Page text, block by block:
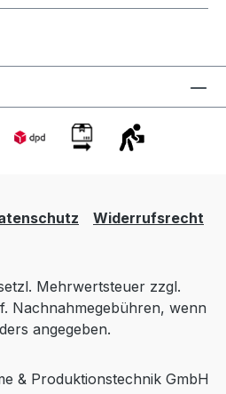
Widerrufsrecht
Mehrwertsteuer zzgl.
Nachnahmegebühren, wenn
angegeben.
& Produktionstechnik GmbH